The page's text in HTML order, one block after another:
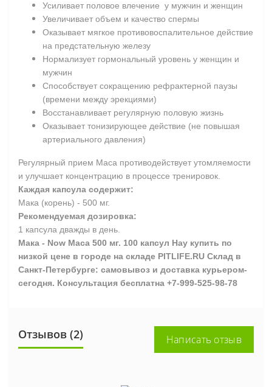
Усиливает половое влечение у мужчин и женщин
Увеличивает объем и качество спермы
Оказывает мягкое противовоспалительное действие
на предстательную железу
Нормализует гормональный уровень у женщин и
мужчин
Способствует сокращению рефрактерной паузы
(времени между эрекциями)
Восстанавливает регулярную половую жизнь
Оказывает тонизирующее действие (не повышая
артериального давления)
Регулярный прием Maca противодействует утомляемости
и улучшает концентрацию в процессе тренировок.
Каждая капсула содержит:
Мака (корень) - 500 мг.
Рекомендуемая дозировка:
1 капсула дважды в день.
Мака - Now Maca 500 мг. 100 капсул Нау купить по
низкой цене в городе на складе PITLIFE.RU Склад в
Санкт-Петербурге: самовывоз и доставка курьером-
сегодня. Консультация бесплатна +7-999-525-98-78
Отзывов (2) Написать отзыв